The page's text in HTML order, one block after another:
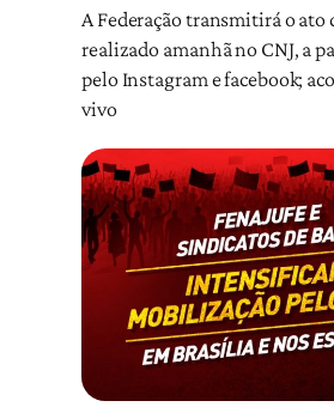
A Federação transmitirá o ato
realizado amanhã no CNJ, a
pelo Instagram e facebook;
vivo